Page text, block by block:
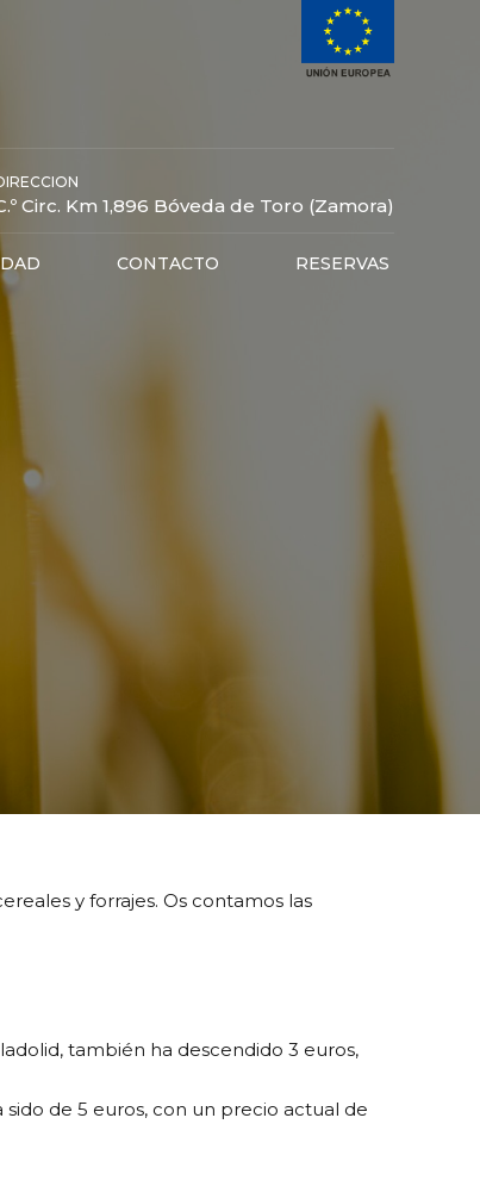
Circ. Km 1,896 Bóveda de Toro (Zamora)
CONTACTO RESERVAS
y forrajes. Os contamos las
también ha descendido 3 euros,
de 5 euros, con un precio actual de